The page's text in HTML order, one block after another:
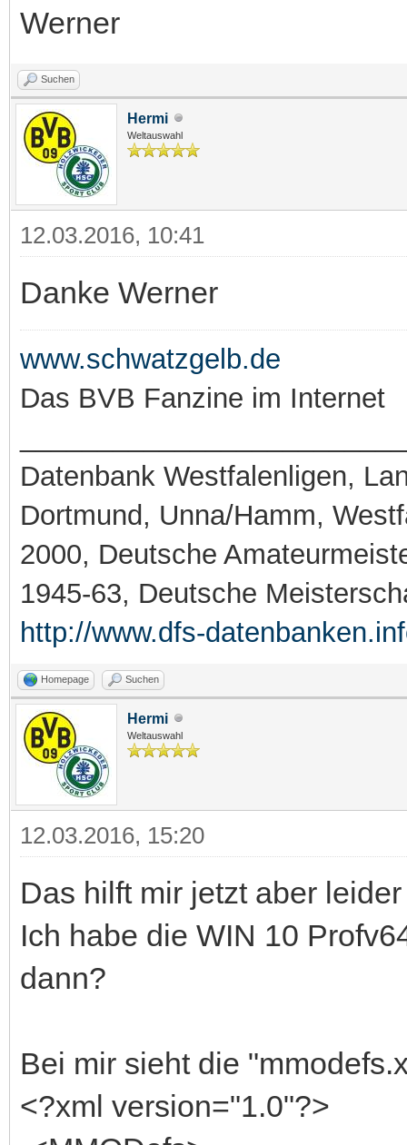
Werner
Suchen
Hermi
Weltauswahl
12.03.2016, 10:41
Danke Werner
www.schwatzgelb.de
Das BVB Fanzine im Internet
Datenbank Westfalenligen,
Dortmund, Unna/Hamm,
2000, Deutsche
1945-63, Deutsche
http://www.dfs-
Homepage Suchen
Hermi
Weltauswahl
12.03.2016, 15:20
Das hilft mir jetzt aber
Ich habe die WIN 10
dann?
Bei mir sieht die
<?xml version="1.0"?>